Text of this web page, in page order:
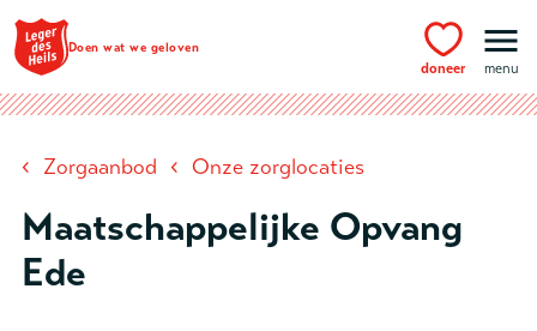
Ga naar hoofdinhoud
Doen wat we geloven
doneer menu
‹ Zorgaanbod ‹ Onze zorglocaties
Maatschappelijke Opvang
Ede